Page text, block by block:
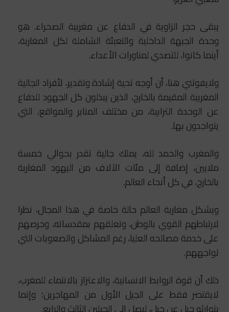
يبقى حجر الزاوية في الدفاع عن مغربية الصحراء. هو
وحدة الجبهة الداخلية والتعبئة الشاملة لكل المغاربة،
أينما كانوا، للتصدي لمناورات الأعداء.
ولايفوتني هنا، أن أوجه تحية إشادة وتقدير، لأفراد الجالية
المغربية المقيمة بالخارج، الذين يبذلون كل الجهود للدفاع
عن الوحدة الترابية، من مختلف المنابر والمواقع، التي
يتواجدون بها.
والمغرب والحمد لله، يملك جالية تقدر بحوالي خمسة
ملايين، إضافة إلى مئات الآلاف من اليهود المغاربة
بالخارج، في كل أنحاء العالم.
ويشكل مغاربة العالم حالة خاصة في هذا المجال، نظرا
لارتباطهم القوي بالوطن، وتعلقهم بمقدساته، وحرصهم
على خدمة مصالحه العليا، رغم المشاكل والصعوبات التي
تواجههم.
ذلك أن قوة الروابط الانسانية، والاعتزاز بالانتماء للمغرب،
لايقتصر فقط على الجيل الأول من المهاجرين؛ وإنما